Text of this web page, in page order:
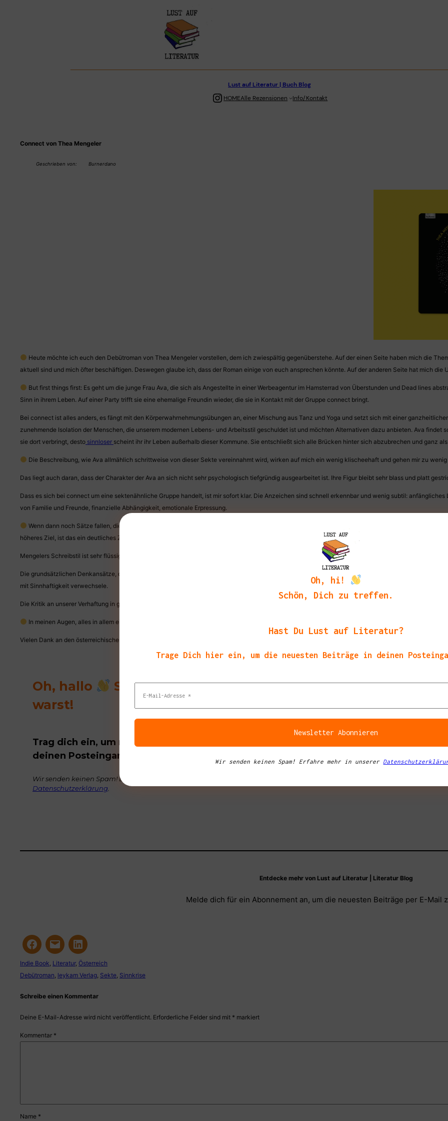
Lust auf Literatur | Buch Blog
Instagram
HOMEAlle Rezensionen Info/Kontakt
Connect von Thea Mengeler
Geschrieben von: Burnerdano
Heute möchte ich euch den Debütroman von Thea Mengeler vorstellen, dem ich zwiespältig gegenüberstehe. Auf der einen Seite haben mich die
aktuell sind und mich öfter beschäftigen. Deswegen glaube ich, dass der Roman einige von euch ansprechen könnte. Auf der anderen Seite hat mich die
But first things first: Es geht um die junge Frau Ava, die sich als Angestellte in einer Werbeagentur im Hamsterrad von Überstunden und Dead lines
Sinn in ihrem Leben. Auf einer Party trifft sie eine ehemalige Freundin wieder, die sie in Kontakt mit der Gruppe connect bringt.
Bei connect ist alles anders, es fängt mit den Körperwahrnehmungsübungen an, einer Mischung aus Tanz und Yoga und setzt sich mit einer
zunehmende Isolation der Menschen, die unserem modernen Lebens- und Arbeitsstil geschuldet ist und möchten Alternativen dazu anbieten. Ava findet
sie dort verbringt, desto sinnloser scheint ihr ihr Leben außerhalb dieser Kommune. Sie entschließt sich alle Brücken hinter sich abzubrechen und ganz
Die Beschreibung, wie Ava allmählich schrittweise von dieser Sekte vereinnahmt wird, wirken auf mich ein wenig klischeehaft und gehen mir zu
Das liegt auch daran, dass der Charakter der Ava an sich nicht sehr psychologisch tiefgründig ausgearbeitet ist. Ihre Figur bleibt sehr blass und platt
Dass es sich bei connect um eine sektenähnliche Gruppe handelt, ist mir sofort klar. Die Anzeichen sind schnell erkennbar und wenig subtil:
von Familie und Freunde, finanzielle Abhängigkeit, emotionale Erpressung.
Wenn dann noch Sätze fallen, die die Auflösung des Individuums in der Gemeinschaft propagieren, klingeln bei mir schon recht deutlich die
höheres Ziel, ist das ein deutliches Zeichen für den fortgeschrittenen Wertverfall der Gruppe.
Mengelers Schreibstil ist sehr flüssig und lässt sich gut und sehr schnell lesen, ist aber auch ohne literarische Finessen.
Die grundsätzlichen Denkansätze, die Thea Mengeler gibt, finde ich gut. Gerade bei dem Punkt, dass Arbeit zu einer Art Ersatzreligion geworden ist,
mit Sinnhaftigkeit verwechsele.
Die Kritik an unserer Verhaftung in gesellschaftlichen Konventionen, symbolisiert in der Figur der Tante Gela, hat mir auch gut gefallen.
In meinen Augen, alles in allem ein süffiger Roman, der vielleicht meinen Geschmack trotz der interessanten Thematik nicht wirklich getroffen hat,
Vielen Dank an den österreichischen
Oh, hallo
Schön, das du da
warst!
Trag dich ein, um regelmäßig tolle Buchtipps in
deinen Posteingang zu bekommen.
Wir senden keinen Spam! Erfahre mehr in unserer
Datenschutzerklärung
Oh, hi!
Schön, Dich zu treffen.
Hast Du Lust auf Literatur?
Trage Dich hier ein, um die neuesten Beiträge in deinen
Wir senden keinen Spam! Erfahre mehr in unserer
Entdecke mehr von Lust auf Literatur | Literatur Blog
Melde dich für ein Abonnement an, um die neuesten Beiträge per E-Mail
Indie Book Literatur, Österreich
Debütroman leykam Verlag Sekte Sinnkrise
Schreibe einen Kommentar
Deine E-Mail-Adresse wird nicht veröffentlicht. Erforderliche Felder sind mit * markiert
Kommentar *
Name *